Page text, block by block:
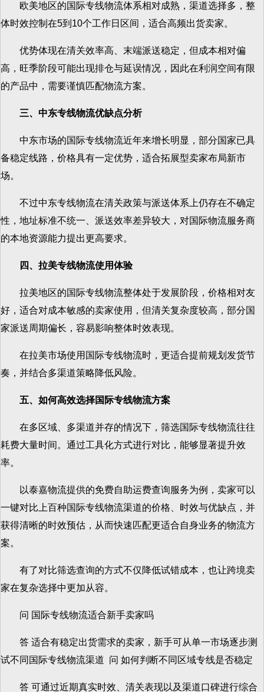
欧美地区的国际专线物流体系相对成熟，渠道选择多，整
体时效控制在5到10个工作日区间，适合高频出货卖家。
优势体现在清关效率高、末端派送稳定，但成本相对偏
高，旺季阶段可能出现排仓与延误情况，因此在利润空间有限
的产品中，需要谨慎匹配物流方案。
三、中东专线物流优缺点分析
中东市场的国际专线物流近年来增长明显，部分国家已具
备稳定线路，价格具有一定优势，适合拓展型卖家布局新市
场。
不过中东专线物流在清关政策与派送体系上仍存在不确定
性，地址标准不统一、派送效率差异较大，对国际物流服务商
的本地资源能力提出更高要求。
四、拉美专线物流使用体验
拉美地区的国际专线物流整体处于发展阶段，价格相对友
好，适合对成本敏感的卖家使用，但清关复杂度较高，部分国
家派送周期偏长，容易影响整体时效表现。
在拉美市场使用国际专线物流时，更适合提前规划发货节
奏，并结合多渠道策略降低风险。
五、如何高效选择国际专线物流方案
在多区域、多渠道并存的情况下，筛选国际专线物流往往
耗费大量时间。通过工具化方式进行对比，能够显著提升效
率。
以泰嘉物流提供的免费自助运费查询服务为例，卖家可以
一键对比上百种国际专线物流渠道的价格、时效与优缺点，并
获得清晰的时效预估，从而快速匹配更适合自身业务的物流方
案。
有了对比筛选查询的方式不仅降低试错成本，也让跨境卖
家在复杂选择中更加从容。
问 国际专线物流适合新手卖家吗
答 适合有稳定出货需求的卖家，新手可从单一市场逐步测
试不同国际专线物流渠道 问 如何判断不同区域专线是否稳定
答 可通过近期真实时效、清关表现以及渠道口碑进行综合